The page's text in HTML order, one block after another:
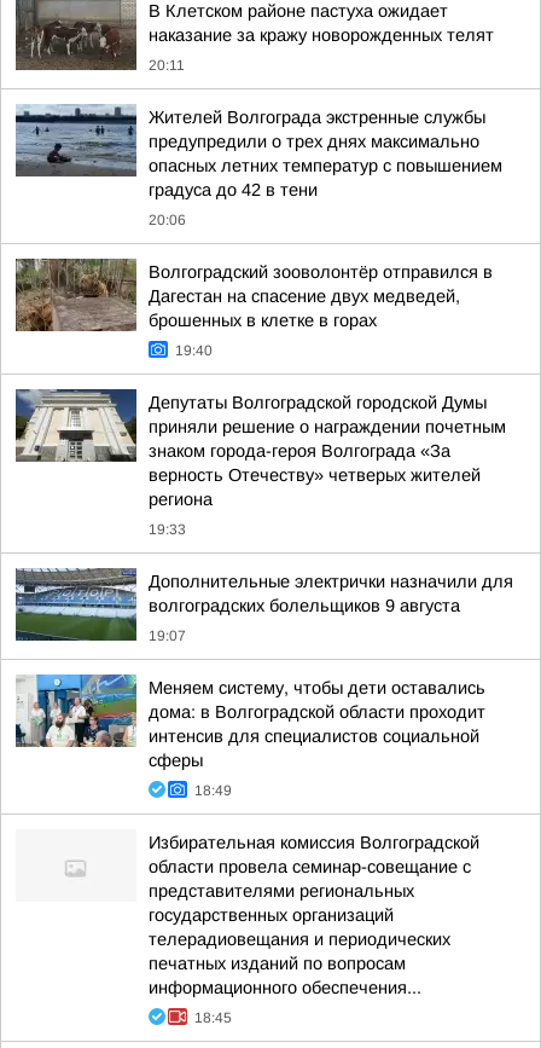
В Клетском районе пастуха ожидает
наказание за кражу новорожденных телят
20:11
Жителей Волгограда экстренные службы
предупредили о трех днях максимально
опасных летних температур с повышением
градуса до 42 в тени
20:06
Волгоградский зооволонтёр отправился в
Дагестан на спасение двух медведей,
брошенных в клетке в горах
19:40
Депутаты Волгоградской городской Думы
приняли решение о награждении почетным
знаком города-героя Волгограда «За
верность Отечеству» четверых жителей
региона
19:33
Дополнительные электрички назначили для
волгоградских болельщиков 9 августа
19:07
Меняем систему, чтобы дети оставались
дома: в Волгоградской области проходит
интенсив для специалистов социальной
сферы
18:49
Избирательная комиссия Волгоградской
области провела семинар-совещание с
представителями региональных
государственных организаций
телерадиовещания и периодических
печатных изданий по вопросам
информационного обеспечения...
18:45